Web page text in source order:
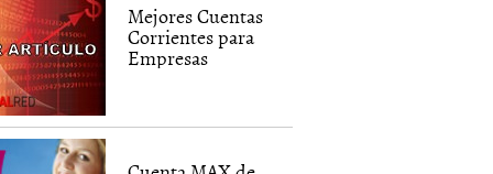
Mejores Cuentas
Corrientes para
Empresas